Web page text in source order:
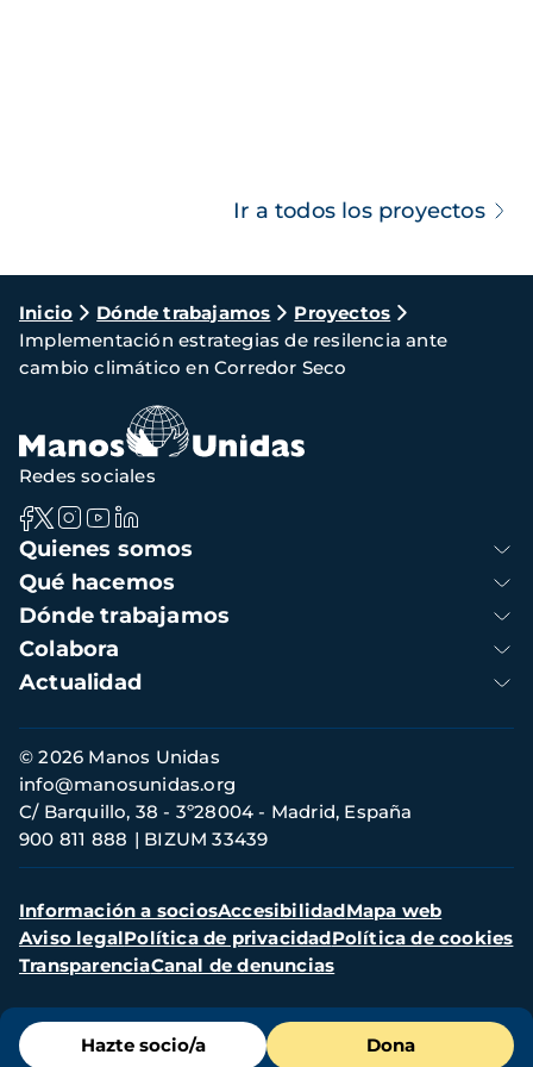
Ir a todos los proyectos
Ruta
de
navegación
Inicio Dónde trabajamos
Proyectos
Implementación estrategias de resilencia ante
cambio climático en Corredor Seco
Menú
de
Hazte socio/a Dona
Navegación
principal
Quienes somos
Qué hacemos
Dónde trabajamos
Colabora
Actualidad
Redes sociales
Información
de
contacto
© 2026 Manos Unidas
C/ Barquillo, 38 - 3º28004 - Madrid, España
900 811 888
BIZUM 33439
info@manosunidas.org
Menú
secundario
Información a sociosAccesibilidadMapa web
Aviso legalPolítica de privacidadPolítica de cookies
TransparenciaCanal de denuncias